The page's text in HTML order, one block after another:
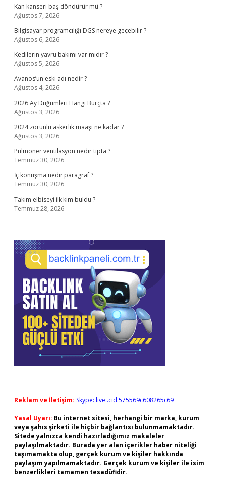
Kan kanseri baş döndürür mü ?
Ağustos 7, 2026
Bilgisayar programcılığı DGS nereye geçebilir ?
Ağustos 6, 2026
Kedilerin yavru bakımı var mıdır ?
Ağustos 5, 2026
Avanos’un eski adı nedir ?
Ağustos 4, 2026
2026 Ay Düğümleri Hangi Burçta ?
Ağustos 3, 2026
2024 zorunlu askerlik maaşı ne kadar ?
Ağustos 3, 2026
Pulmoner ventilasyon nedir tıpta ?
Temmuz 30, 2026
İç konuşma nedir paragraf ?
Temmuz 30, 2026
Takım elbiseyi ilk kim buldu ?
Temmuz 28, 2026
Reklam ve İletişim: Skype: live:.cid.575569c608265c69
Yasal Uyarı: Bu internet sitesi, herhangi bir marka, kurum
veya şahıs şirketi ile hiçbir bağlantısı bulunmamaktadır.
Sitede yalnızca kendi hazırladığımız makaleler
paylaşılmaktadır. Burada yer alan içerikler haber niteliği
taşımamakta olup, gerçek kurum ve kişiler hakkında
paylaşım yapılmamaktadır. Gerçek kurum ve kişiler ile isim
benzerlikleri tamamen tesadüfidir.